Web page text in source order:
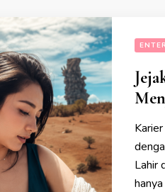
Lahir